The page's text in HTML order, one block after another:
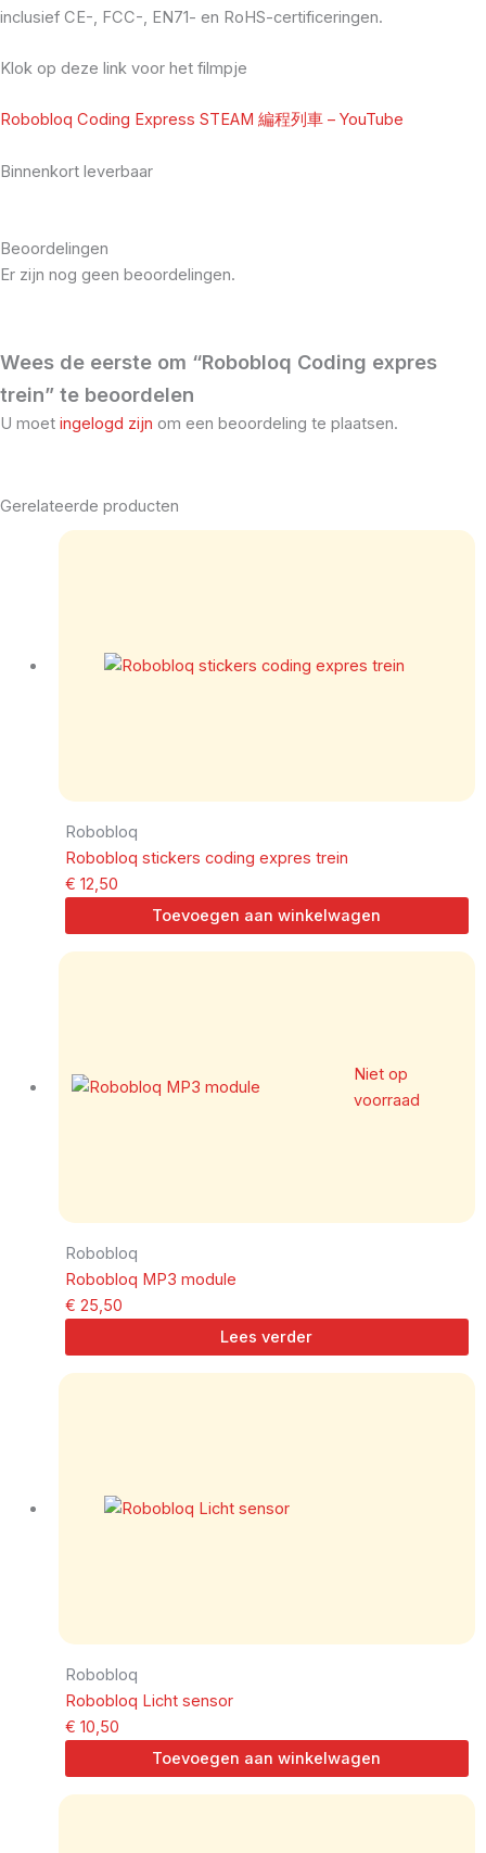
inclusief CE-, FCC-, EN71- en RoHS-certificeringen.
Klok op deze link voor het filmpje
Robobloq Coding Express STEAM 編程列車 – YouTube
Binnenkort leverbaar
Beoordelingen
Er zijn nog geen beoordelingen.
Wees de eerste om “Robobloq Coding expres
trein” te beoordelen
U moet ingelogd zijn om een beoordeling te plaatsen.
Gerelateerde producten
Robobloq
Robobloq stickers coding expres trein
€ 12,50
Toevoegen aan winkelwagen
Niet op
voorraad
Robobloq
Robobloq MP3 module
€ 25,50
Lees verder
Robobloq
Robobloq Licht sensor
€ 10,50
Toevoegen aan winkelwagen